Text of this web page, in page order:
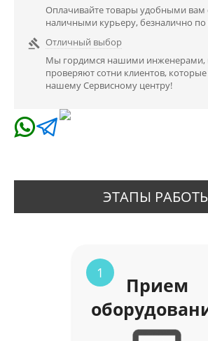
Оплачивайте товары удобными вам
наличными курьеру, безналично по
 Отличный выбор
Мы гордимся нашими инженерами,
проверяют сотни клиентов,
нашему Сервисному центру!
ЭТАПЫ
1
Прием